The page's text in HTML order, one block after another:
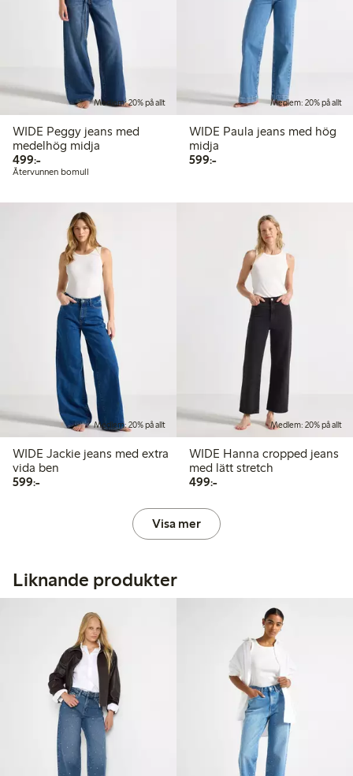
Medlem: 20% på allt
WIDE Peggy jeans med
medelhög midja
499:-499,00 kr
Återvunnen bomull
Medlem: 20% på allt
WIDE Paula jeans med hög
midja
599:-599,00 kr
Medlem: 20% på allt
WIDE Jackie jeans med extra
vida ben
599:-599,00 kr
Medlem: 20% på allt
WIDE Hanna cropped jeans
med lätt stretch
499:-499,00 kr
Visa mer
Liknande produkter